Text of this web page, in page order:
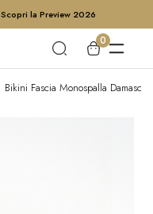
Scopri la Preview 2026
0
Bikini Fascia Monospalla